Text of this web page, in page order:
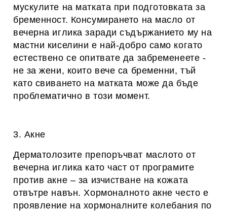
мускулите на матката при подготовката за
бременност. Консумирането на масло от
вечерна иглика заради съдържанието му на
мастни киселини е най-добро само когато
естествено се опитвате да забременеете -
не за жени, които вече са бременни, тъй
като свиването на матката може да бъде
проблематично в този момент.
3. Акне
Дерматолозите препоръчват маслото от
вечерна иглика като част от програмите
против акне – за изчистване на кожата
отвътре навън. Хормоналното акне често е
проявление на хормоналните колебания по